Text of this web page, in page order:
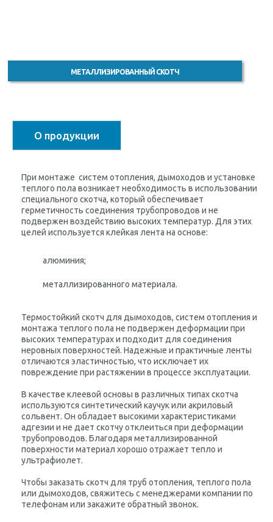
МЕТАЛЛИЗИРОВАННЫЙ СКОТЧ
О продукции
При монтаже систем отопления, дымоходов и установке
теплого пола возникает необходимость в использовании
специального скотча, который обеспечивает
герметичность соединения трубопроводов и не
подвержен воздействию высоких температур. Для этих
целей используется клейкая лента на основе:
алюминия;
металлизированного материала.
Термостойкий скотч для дымоходов, систем отопления и
монтажа теплого пола не подвержен деформации при
высоких температурах и подходит для соединения
неровных поверхностей. Надежные и практичные ленты
отличаются эластичностью, что исключает их
повреждение при растяжении в процессе эксплуатации.
В качестве клеевой основы в различных типах скотча
используются синтетический каучук или акриловый
сольвент. Он обладает высокими характеристиками
адгезии и не дает скотчу отклеиться при деформации
трубопроводов. Благодаря металлизированной
поверхности материал хорошо отражает тепло и
ультрафиолет.
Чтобы заказать скотч для труб отопления, теплого пола
или дымоходов, свяжитесь с менеджерами компании по
телефонам или закажите обратный звонок.